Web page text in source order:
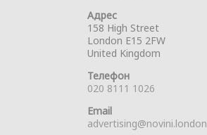
Адрес
158 High Street
London E15 2FW
United Kingdom
Телефон
020 8111 1026
Email
advertising@novini.london